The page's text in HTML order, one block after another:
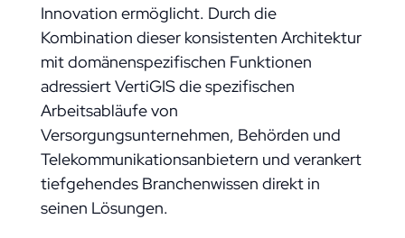
Innovation ermöglicht. Durch die
Kombination dieser konsistenten Architektur
mit domänenspezifischen Funktionen
adressiert VertiGIS die spezifischen
Arbeitsabläufe von
Versorgungsunternehmen, Behörden und
Telekommunikationsanbietern und verankert
tiefgehendes Branchenwissen direkt in
seinen Lösungen.